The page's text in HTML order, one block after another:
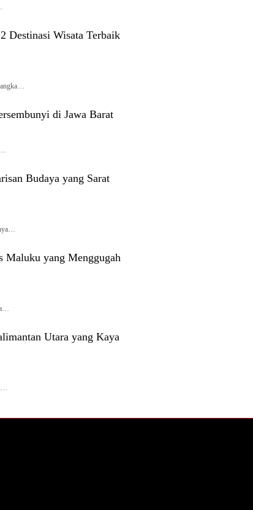
Destinasi Wisata Terbaik
di Jawa Barat
Budaya yang Sarat
Maluku yang Menggugah
Utara yang Kaya